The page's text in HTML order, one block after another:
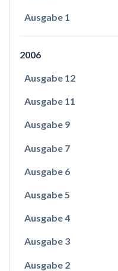
Ausgabe 1
2006
Ausgabe 12
Ausgabe 11
Ausgabe 9
Ausgabe 7
Ausgabe 6
Ausgabe 5
Ausgabe 4
Ausgabe 3
Ausgabe 2